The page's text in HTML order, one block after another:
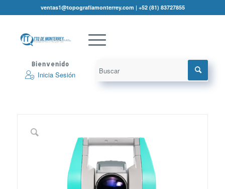
ventas1@topografíamonterrey.com | +52 (81) 83727855
Bienvenido
Inicia Sesión